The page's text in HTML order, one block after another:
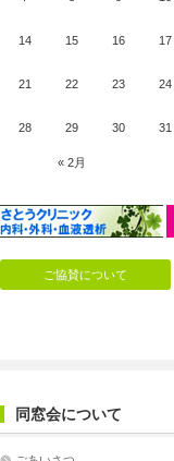
« 2月
14 15 16 17
21 22 23 24
28 29 30 31
ご協賛について
同窓会について